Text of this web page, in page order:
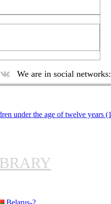
We are in social networks:
Belarus-2